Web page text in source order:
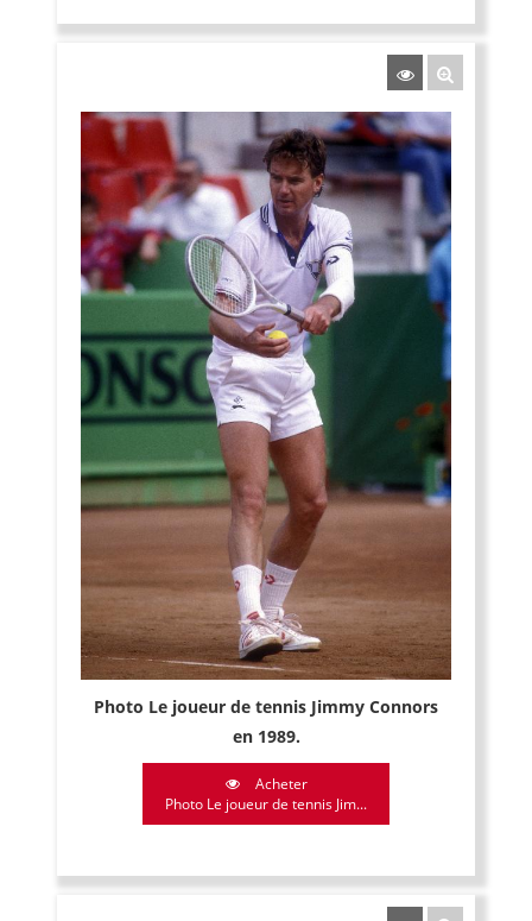
Photo Le joueur de tennis Jimmy Connors
en 1989.
Acheter
Photo Le joueur de tennis Jim...